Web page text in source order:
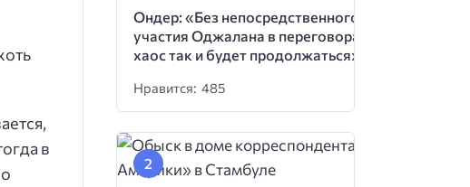
в
Ондер: «Без непосредственного
участия Оджалана в переговорах
хаос так и будет продолжаться»
Нравится: 485